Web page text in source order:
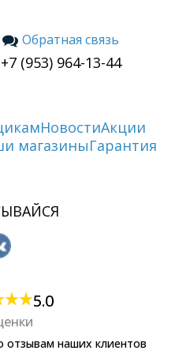
Обратная связь
+7 (953) 964-13-44
НовостиАкции
магазиныГарантия
5.0
отзывам наших клиентов